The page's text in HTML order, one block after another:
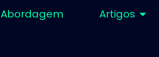
Abordagem Artigos